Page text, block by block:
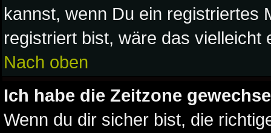
kannst, wenn Du ein registriertes
registriert bist, wäre das vielleicht
Nach oben
Ich habe die Zeitzone
Wenn du dir sicher bist, die